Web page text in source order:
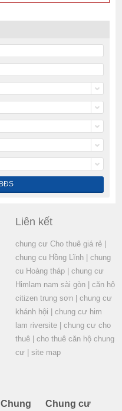
Liên kết
chung cư Cho thuê giá rẻ|
chung cu Hồng Lĩnh| chung
cu Hoàng tháp| chung cư
Himlam nam sài gòn| căn hộ
citizen trung sơn| chung cư
khánh hội
chung cư him
lam riversite| chung cư cho
thuê| cho thuê căn hộ chung
cư| site map
Chung Chung cư